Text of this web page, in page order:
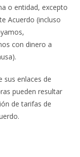
o entidad, excepto
Acuerdo (incluso
con dinero a
sus enlaces de
pueden resultar
de tarifas de